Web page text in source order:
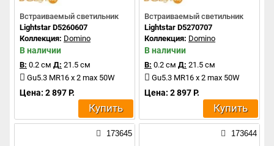
Встраиваемый светильник
Lightstar D5260607
Коллекция: Domino
В наличии
В: 0.2 см Д: 21.5 см
Gu5.3 MR16 x 2 max 50W
Цена: 2 897 Р.
Купить
Встраиваемый светильник
Lightstar D5270707
Коллекция: Domino
В наличии
В: 0.2 см Д: 21.5 см
Gu5.3 MR16 x 2 max 50W
Цена: 2 897 Р.
Купить
173645 173644